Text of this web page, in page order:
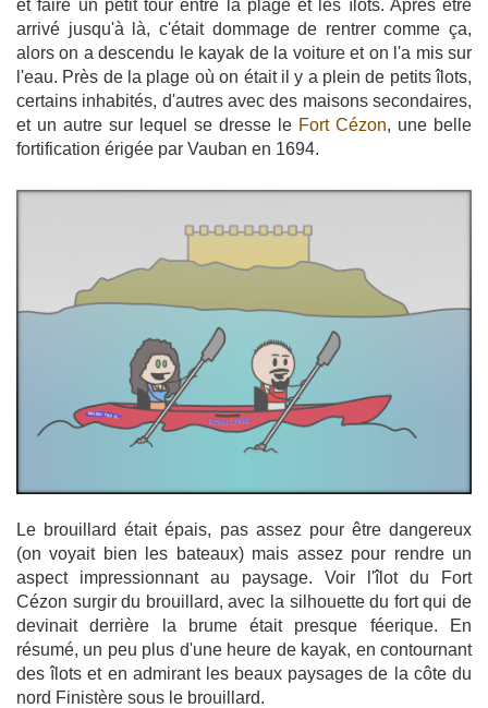
et faire un petit tour entre la plage et les îlots. Après être
arrivé jusqu'à là, c'était dommage de rentrer comme ça,
alors on a descendu le kayak de la voiture et on l'a mis sur
l'eau. Près de la plage où on était il y a plein de petits îlots,
certains inhabités, d'autres avec des maisons secondaires,
et un autre sur lequel se dresse le Fort Cézon, une belle
fortification érigée par Vauban en 1694.
Le brouillard était épais, pas assez pour être dangereux
(on voyait bien les bateaux) mais assez pour rendre un
aspect impressionnant au paysage. Voir l'îlot du Fort
Cézon surgir du brouillard, avec la silhouette du fort qui de
devinait derrière la brume était presque féerique. En
résumé, un peu plus d'une heure de kayak, en contournant
des îlots et en admirant les beaux paysages de la côte du
nord Finistère sous le brouillard.